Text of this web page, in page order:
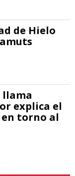
de Hielo
llama
explica el
torno al